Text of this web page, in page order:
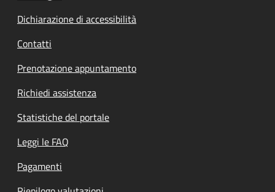
Dichiarazione di accessibilità
Contatti
Prenotazione appuntamento
Richiedi assistenza
Statistiche del portale
Leggi le FAQ
Pagamenti